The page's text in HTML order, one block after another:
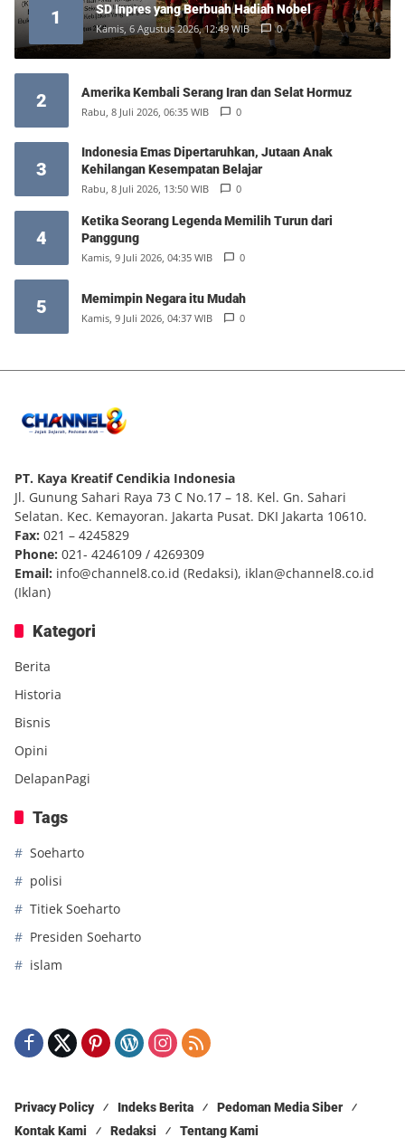
1 SD Inpres yang Berbuah Hadiah Nobel
Kamis, 6 Agustus 2026, 12:49 WIB 0
2 Amerika Kembali Serang Iran dan Selat Hormuz
Rabu, 8 Juli 2026, 06:35 WIB 0
3
Indonesia Emas Dipertaruhkan, Jutaan Anak
Kehilangan Kesempatan Belajar
Rabu, 8 Juli 2026, 13:50 WIB 0
4
Ketika Seorang Legenda Memilih Turun dari
Panggung
Kamis, 9 Juli 2026, 04:35 WIB 0
5 Memimpin Negara itu Mudah
Kamis, 9 Juli 2026, 04:37 WIB 0
PT. Kaya Kreatif Cendikia Indonesia
Jl. Gunung Sahari Raya 73 C No.17 – 18. Kel. Gn. Sahari
Selatan. Kec. Kemayoran. Jakarta Pusat. DKI Jakarta 10610.
Fax: 021 – 4245829
Phone: 021- 4246109 / 4269309
Email: info@channel8.co.id (Redaksi), iklan@channel8.co.id
(Iklan)
Kategori
Berita
Historia
Bisnis
Opini
DelapanPagi
Tags
Soeharto
polisi
Titiek Soeharto
Presiden Soeharto
islam
Privacy Policy Indeks Berita
Pedoman Media Siber
Kontak Kami
Redaksi Tentang Kami